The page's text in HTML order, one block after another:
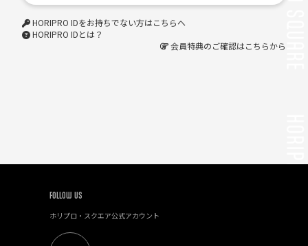
HORIPRO IDをお持ちでない方はこちらへ
HORIPRO IDとは？
会員特典のご確認はこちらから
FOLLOW US
ホリプロ・スクエア公式アカウント